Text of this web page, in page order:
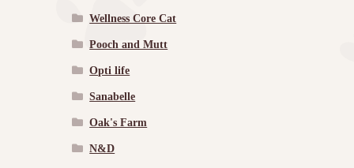
Wellness Core Cat
Pooch and Mutt
Opti life
Sanabelle
Oak's Farm
N&D